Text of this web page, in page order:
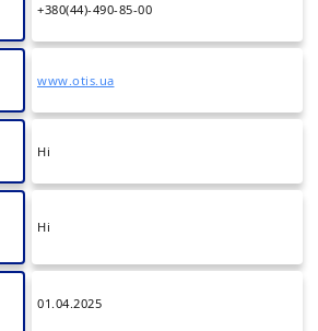
+380(44)-490-85-00
www.otis.ua
Ні
Ні
01.04.2025